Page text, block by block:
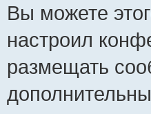
Вы можете
настроил
размещать